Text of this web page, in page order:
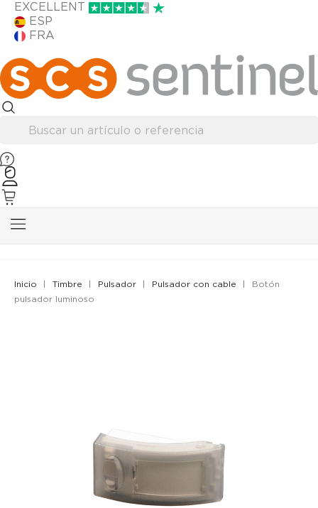
EXCELLENT
ESP
FRA
Inicio Timbre Pulsador Pulsador con cable
Botón
pulsador luminoso